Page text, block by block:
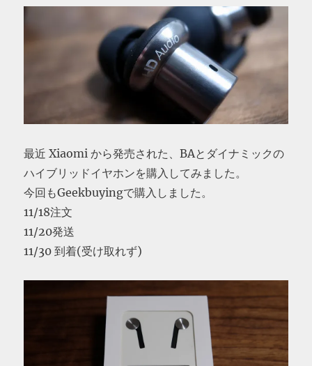
最近 Xiaomi から発売された、BAとダイナミックの
ハイブリッドイヤホンを購入してみました。
今回もGeekbuyingで購入しました。
11/18注文
11/20発送
11/30 到着(受け取れず)